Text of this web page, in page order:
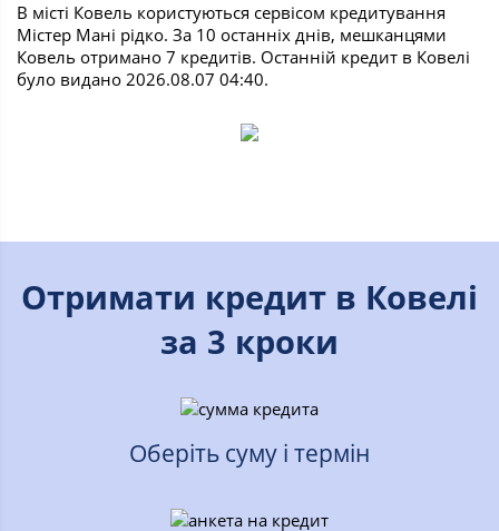
В місті Ковель користуються сервісом кредитування
Містер Мані рідко. За 10 останніх днів, мешканцями
Ковель отримано 7 кредитів. Останній кредит в Ковелі
було видано 2026.08.07 04:40.
Отримати кредит в Ковелі
за 3 кроки
Оберіть суму і термін